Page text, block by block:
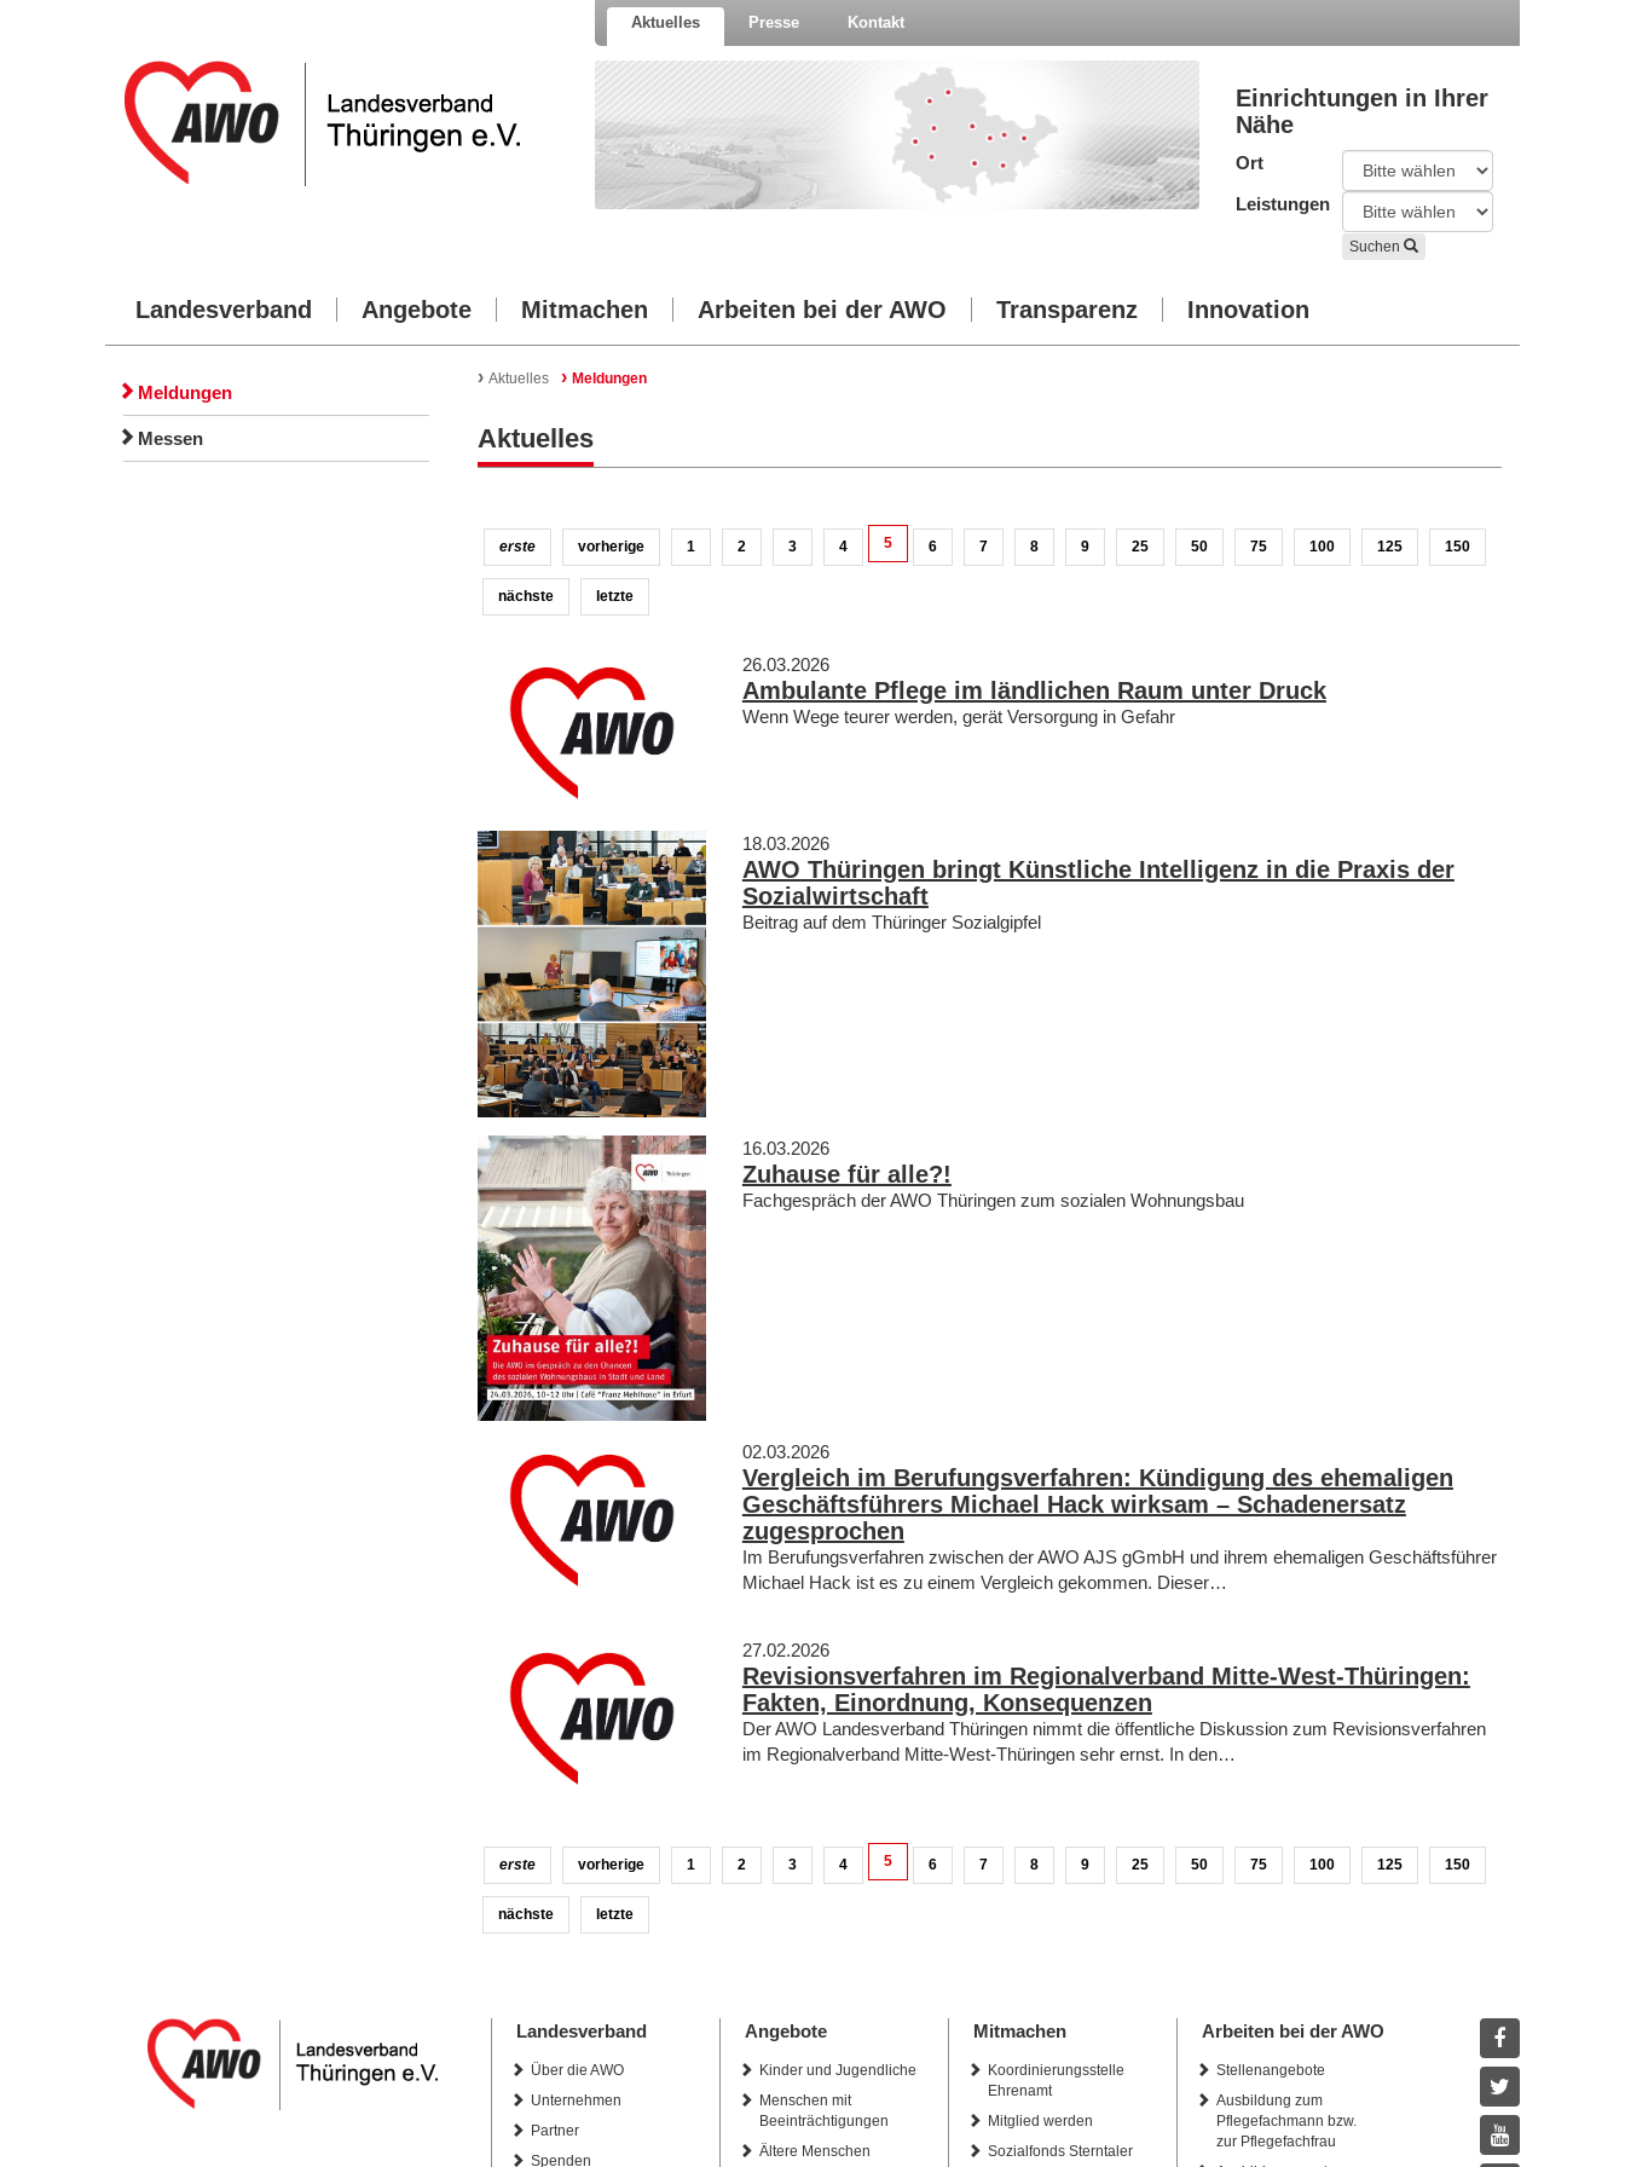
Aktuelles Presse Kontakt
Einrichtungen in Ihrer
Nähe
Ort
Leistungen
Suchen
Landesverband Angebote Mitmachen Arbeiten bei der AWO Transparenz Innovation
Meldungen
Messen
› Aktuelles › Meldungen
Aktuelles
erste vorherige 1 2 3 4 5 6 7 8 9 25 50 75 100 125 150
nächste letzte
26.03.2026
Ambulante Pflege im ländlichen Raum unter Druck
Wenn Wege teurer werden, gerät Versorgung in Gefahr
18.03.2026
AWO Thüringen bringt Künstliche Intelligenz in die Praxis der
Sozialwirtschaft
Beitrag auf dem Thüringer Sozialgipfel
16.03.2026
Zuhause für alle?!
Fachgespräch der AWO Thüringen zum sozialen Wohnungsbau
02.03.2026
Vergleich im Berufungsverfahren: Kündigung des ehemaligen
Geschäftsführers Michael Hack wirksam – Schadenersatz
zugesprochen
Im Berufungsverfahren zwischen der AWO AJS gGmbH und ihrem ehemaligen Geschäftsführer
Michael Hack ist es zu einem Vergleich gekommen. Dieser…
27.02.2026
Revisionsverfahren im Regionalverband Mitte-West-Thüringen:
Fakten, Einordnung, Konsequenzen
Der AWO Landesverband Thüringen nimmt die öffentliche Diskussion zum Revisionsverfahren
im Regionalverband Mitte-West-Thüringen sehr ernst. In den…
erste vorherige 1 2 3 4 5 6 7 8 9 25 50 75 100 125 150
nächste letzte
Landesverband
Über die AWO
Unternehmen
Partner
Spenden
Angebote
Kinder und Jugendliche
Menschen mit
Beeinträchtigungen
Ältere Menschen
Mitmachen
Koordinierungsstelle
Ehrenamt
Mitglied werden
Sozialfonds Sterntaler
Arbeiten bei der AWO
Stellenangebote
Ausbildung zum
Pflegefachmann bzw.
zur Pflegefachfrau
Facebook
Twitter